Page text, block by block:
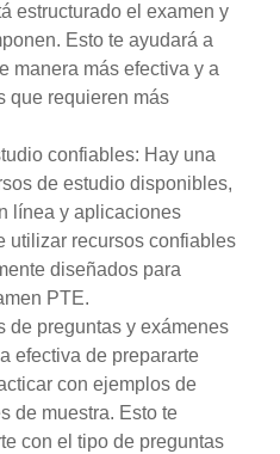
estructurado el examen y
Esto te ayudará a
manera más efectiva y a
que requieren más
confiables: Hay una
de estudio disponibles,
línea y aplicaciones
utilizar recursos confiables
diseñados para
PTE.
de preguntas y exámenes
efectiva de prepararte
con ejemplos de
de muestra. Esto te
con el tipo de preguntas